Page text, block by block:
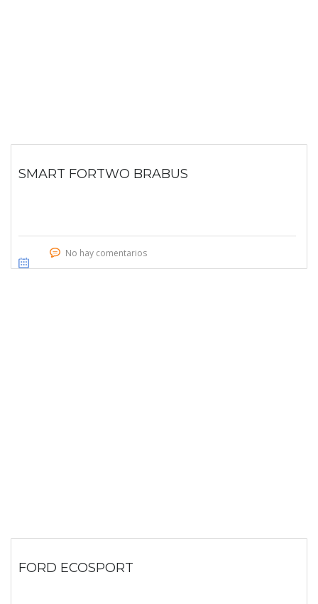
SMART FORTWO BRABUS
No hay comentarios
FORD ECOSPORT